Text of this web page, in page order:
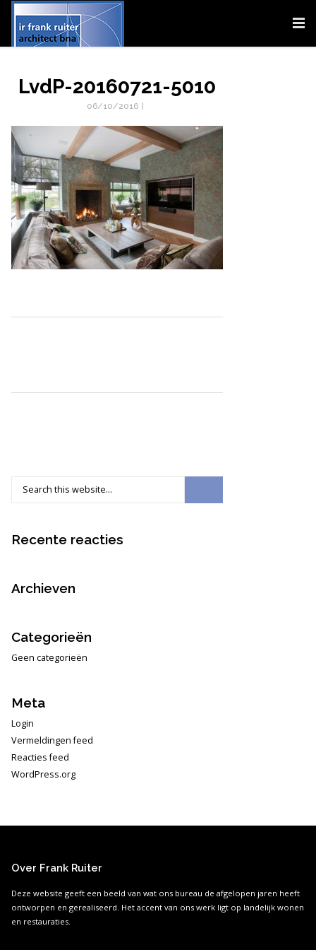
LvdP-20160721-5010
06/10/2016
Recente reacties
Archieven
Categorieën
Geen categorieën
Meta
Login
Vermeldingen feed
Reacties feed
WordPress.org
Over Frank Ruiter
Deze website geeft een beeld van wat ons bureau de afgelopen jaren heeft
ontworpen en gerealiseerd. Het accent van ons werk ligt op landelijk wonen
en restauraties.